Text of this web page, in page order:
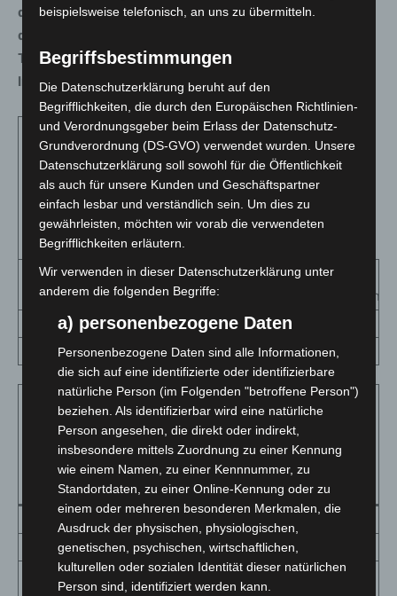
dieser Effekt aktuell stärker ausgeprägt. Insofern kann
der aktuelle Rückgang der Meldezahlen und der 7-
Tage-Inzidenz nicht als ein tatsächlich rückläufiges
Infektionsgeschehen interpretiert werden.
Fallzahlen
der
laborbestätigten
COVID-19-
Fälle in
Niedersachsen
Verstorbene**Genesene***
7-
Tagesinzidenz
105764
1946 84534
(+1502*)
(+62*) (+1164*)
kreisfreie
Städte
Gesamtzahl
der Fälle
Gesamt
pro
100.000
Einwohner
Gesamtzahl
der Fälle
der letzten
7 Tage
Ammerland 1260 (+4) 1 009,1
Aurich
1467 (+31) 773,4 105
Braunschweig,
2352 (+51) 943,0
beispielsweise telefonisch, an uns zu übermitteln.
Begriffsbestimmungen
Die Datenschutzerklärung beruht auf den
Begrifflichkeiten, die durch den Europäischen Richtlinien-
und Verordnungsgeber beim Erlass der Datenschutz-
Grundverordnung (DS-GVO) verwendet wurden. Unsere
Datenschutzerklärung soll sowohl für die Öffentlichkeit
als auch für unsere Kunden und Geschäftspartner
einfach lesbar und verständlich sein. Um dies zu
gewährleisten, möchten wir vorab die verwendeten
Begrifflichkeiten erläutern.
Wir verwenden in dieser Datenschutzerklärung unter
anderem die folgenden Begriffe:
a) personenbezogene Daten
Personenbezogene Daten sind alle Informationen,
die sich auf eine identifizierte oder identifizierbare
natürliche Person (im Folgenden "betroffene Person")
beziehen. Als identifizierbar wird eine natürliche
Person angesehen, die direkt oder indirekt,
insbesondere mittels Zuordnung zu einer Kennung
wie einem Namen, zu einer Kennnummer, zu
Standortdaten, zu einer Online-Kennung oder zu
einem oder mehreren besonderen Merkmalen, die
Ausdruck der physischen, physiologischen,
genetischen, psychischen, wirtschaftlichen,
kulturellen oder sozialen Identität dieser natürlichen
Person sind, identifiziert werden kann.